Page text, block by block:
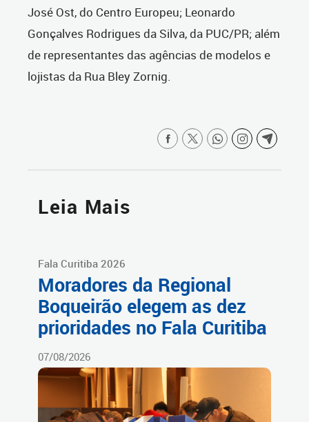
José Ost, do Centro Europeu; Leonardo
Gonçalves Rodrigues da Silva, da PUC/PR; além
de representantes das agências de modelos e
lojistas da Rua Bley Zornig.
Leia Mais
Fala Curitiba 2026
Moradores da Regional
Boqueirão elegem as dez
prioridades no Fala Curitiba
07/08/2026